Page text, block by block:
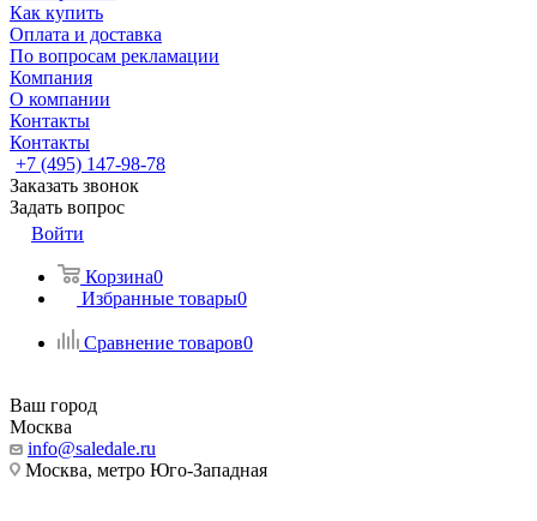
Как купить
Оплата и доставка
По вопросам рекламации
Компания
О компании
Контакты
Контакты
+7 (495) 147-98-78
Заказать звонок
Задать вопрос
Войти
Корзина0
Избранные товары0
Сравнение товаров0
Ваш город
Москва
info@saledale.ru
Москва, метро Юго-Западная